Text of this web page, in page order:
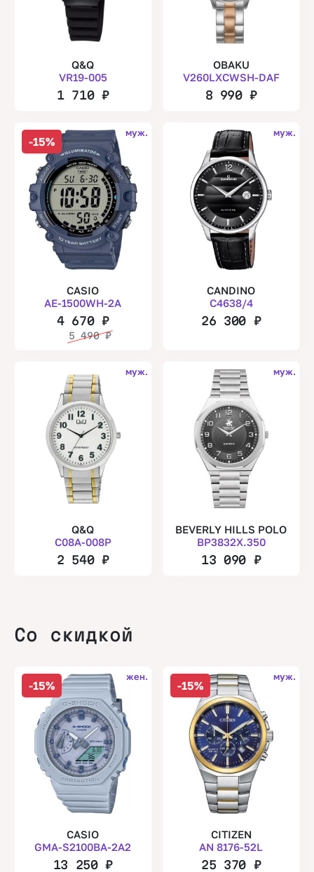
Q&Q
VR19-005
1 710 ₽
OBAKU
V260LXCWSH-DAF
8 990₽
-15%
муж.
CASIO
AE-1500WH-2A
4 670 ₽
5 490₽
муж.
CANDINO
C4638/4
26 300 ₽
муж.
Q&Q
C08A-008P
2 540 ₽
муж.
BEVERLY HILLS POLO
BP3832X.350
13 090 ₽
Со скидкой
-15%
жен.
CASIO
GMA-S2100BA-2A2
13 250₽
-15%
муж.
CITIZEN
AN 8176-52L
25 370 ₽